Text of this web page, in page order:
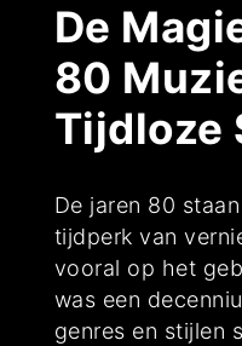
De
80
Tijdloze
De jaren 80
tijdperk van
vooral op het
was een
genres en stijlen